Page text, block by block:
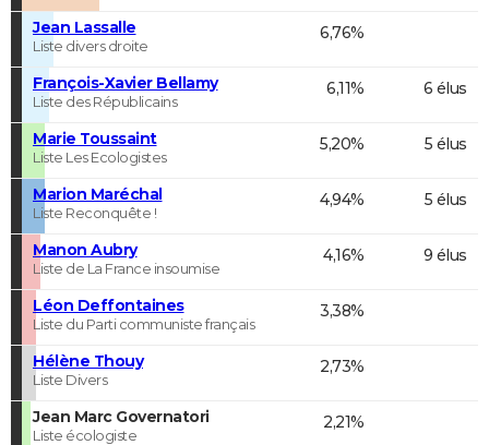
Jean Lassalle
Liste divers droite
6,76%
François-Xavier Bellamy
Liste des Républicains
6,11% 6 élus
Marie Toussaint
Liste Les Ecologistes
5,20% 5 élus
Marion Maréchal
Liste Reconquête !
4,94% 5 élus
Manon Aubry
Liste de La France insoumise
4,16% 9 élus
Léon Deffontaines
Liste du Parti communiste français
3,38%
Hélène Thouy
Liste Divers
2,73%
Jean Marc Governatori
Liste écologiste
2,21%